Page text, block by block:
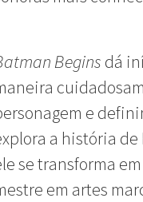
Begins dá
e
a história de
se transforma
em artes